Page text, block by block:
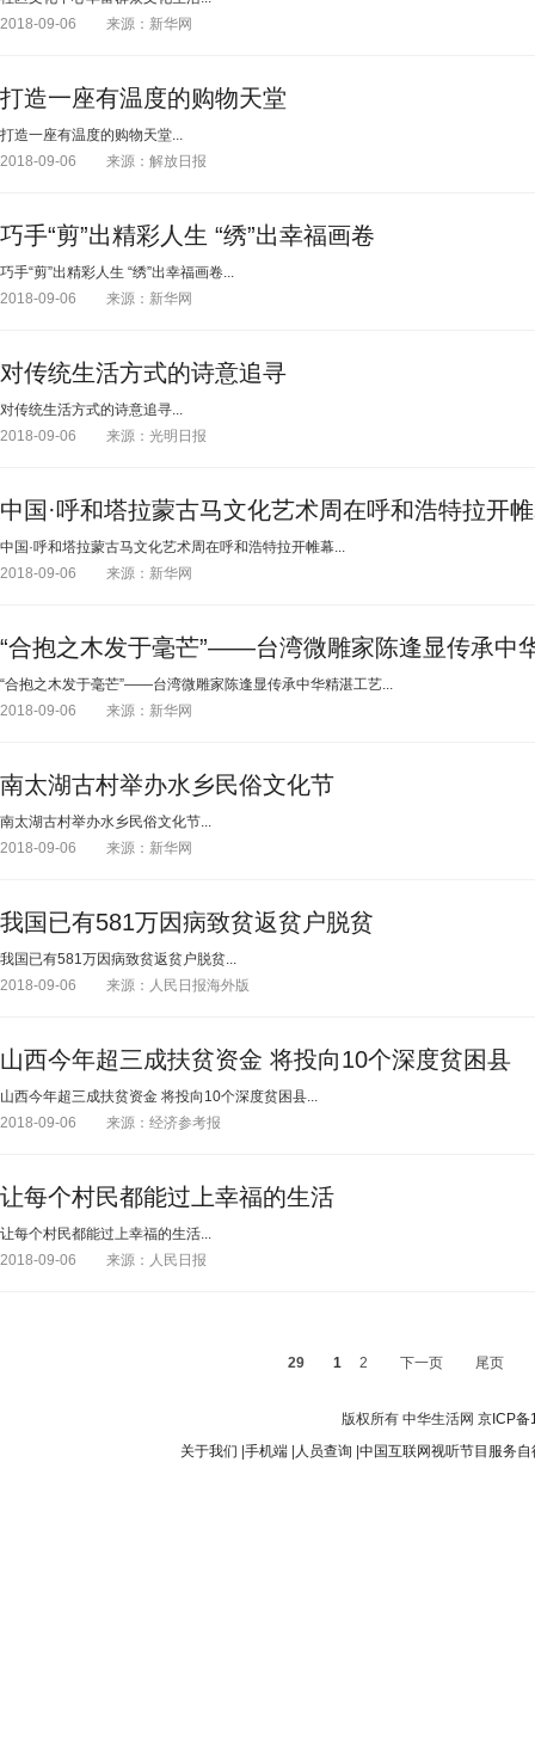
2018-09-06
来源：新华网
打造一座有温度的购物天堂
打造一座有温度的购物天堂...
2018-09-06
来源：解放日报
巧手“剪”出精彩人生 “绣”出幸福画卷
巧手“剪”出精彩人生 “绣”出幸福画卷...
2018-09-06
来源：新华网
对传统生活方式的诗意追寻
对传统生活方式的诗意追寻...
2018-09-06
来源：光明日报
中国·呼和塔拉蒙古马文化艺术周在呼和浩特拉开
中国·呼和塔拉蒙古马文化艺术周在呼和浩特拉开帷幕...
2018-09-06
来源：新华网
“合抱之木发于毫芒”——台湾微雕家陈逢显传承中
“合抱之木发于毫芒”——台湾微雕家陈逢显传承中华精湛工艺...
2018-09-06
来源：新华网
南太湖古村举办水乡民俗文化节
南太湖古村举办水乡民俗文化节...
2018-09-06
来源：新华网
我国已有581万因病致贫返贫户脱贫
我国已有581万因病致贫返贫户脱贫...
2018-09-06
来源：人民日报海外版
山西今年超三成扶贫资金 将投向10个深度贫困县
山西今年超三成扶贫资金 将投向10个深度贫困县...
2018-09-06
来源：经济参考报
让每个村民都能过上幸福的生活
让每个村民都能过上幸福的生活...
2018-09-06
来源：人民日报
29 1 2 下一页 尾页
版权所有 中华生活网 京ICP
关于我们 手机端 人员查询 中国互联网视听节目服务自